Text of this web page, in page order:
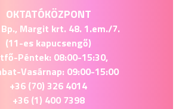
OKTATÓKÖZPONT
Margit krt. 48. 1.em./7.
(11-es kapucsengő)
Péntek: 08:00-15:30,
Vasárnap: 09:00-15:00
+36 (70) 326 4014
+36 (1) 400 7398